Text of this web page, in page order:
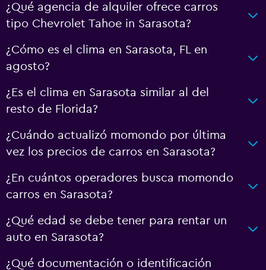
¿Qué agencia de alquiler ofrece carros
tipo Chevrolet Tahoe in Sarasota?
¿Cómo es el clima en Sarasota, FL en
agosto?
¿Es el clima en Sarasota similar al del
resto de Florida?
¿Cuándo actualizó momondo por última
vez los precios de carros en Sarasota?
¿En cuántos operadores busca momondo
carros en Sarasota?
¿Qué edad se debe tener para rentar un
auto en Sarasota?
¿Qué documentación o identificación